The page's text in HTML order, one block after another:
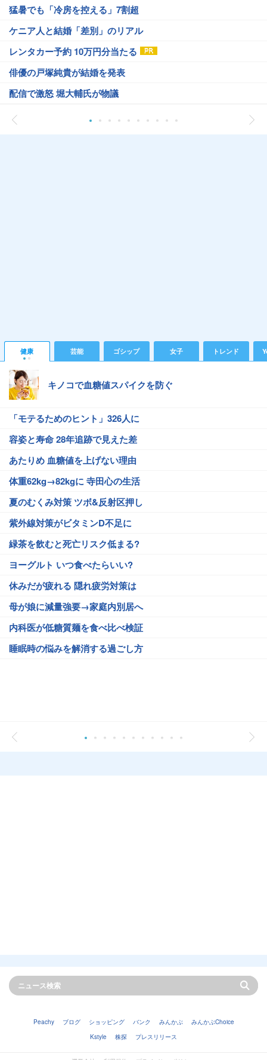
猛暑でも「冷房を控える」7割超
ケニア人と結婚「差別」のリアル
レンタカー予約 10万円分当たる
俳優の戸塚純貴が結婚を発表
配信で激怒 堀大輔氏が物議
健康 芸能 ゴシップ 女子 トレンド
キノコで血糖値スパイクを防ぐ
「モテるためのヒント」326人に
容姿と寿命 28年追跡で見えた差
あたりめ 血糖値を上げない理由
体重62kg→82kgに 寺田心の生活
夏のむくみ対策 ツボ&反射区押し
紫外線対策がビタミンD不足に
緑茶を飲むと死亡リスク低まる?
ヨーグルト いつ食べたらいい?
休みだが疲れる 隠れ疲労対策は
母が娘に減量強要→家庭内別居へ
内科医が低糖質麺を食べ比べ検証
睡眠時の悩みを解消する過ごし方
Peachy ブログ ショッピング バンク みんかぶ
みんかぶChoice
Kstyle
株探 プレスリリース